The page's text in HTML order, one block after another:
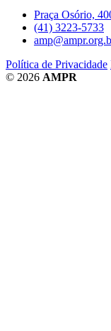
Praça Osório,
(41) 3223-5733
Política de Privacidade
© 2026 AMPR